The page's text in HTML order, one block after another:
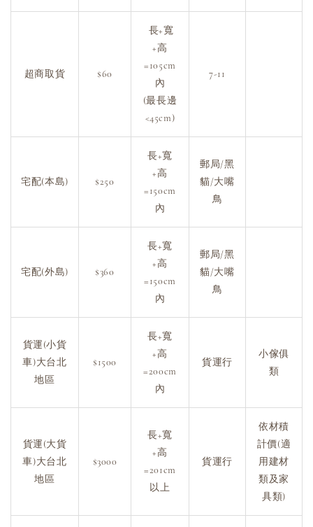
超商取貨 $60
長+寬
+高
=105cm
內
(最長邊
<45cm)
7-11
宅配(本島) $250
長+寬
+高
=150cm
內
郵局/黑
貓/大嘴
鳥
宅配(外島) $360
長+寬
+高
=150cm
內
郵局/黑
貓/大嘴
鳥
貨運(小貨
車)大台北
地區
$1500
長+寬
+高
=200cm
內
貨運行
小傢俱
類
貨運(大貨
車)大台北
地區
$3000
長+寬
+高
=201cm
以上
貨運行
依材積
計價(適
用建材
類及家
具類)